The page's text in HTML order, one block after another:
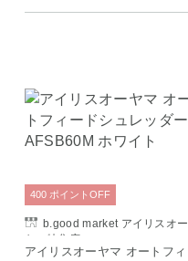
b.good market アイリスオー
ヤマ特集店
アイリスオーヤマ オートフィ
400 ポイント OFF